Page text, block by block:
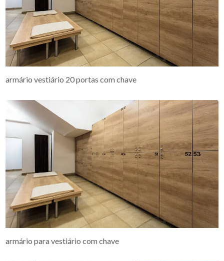
armário vestiário 20 portas com chave
armário para vestiário com chave